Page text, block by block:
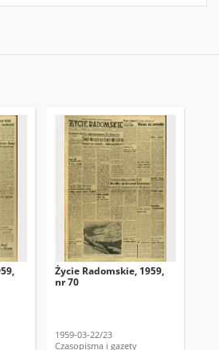
Życie Radomskie, 1959,
nr 70
1959-03-22/23
Czasopisma i gazety